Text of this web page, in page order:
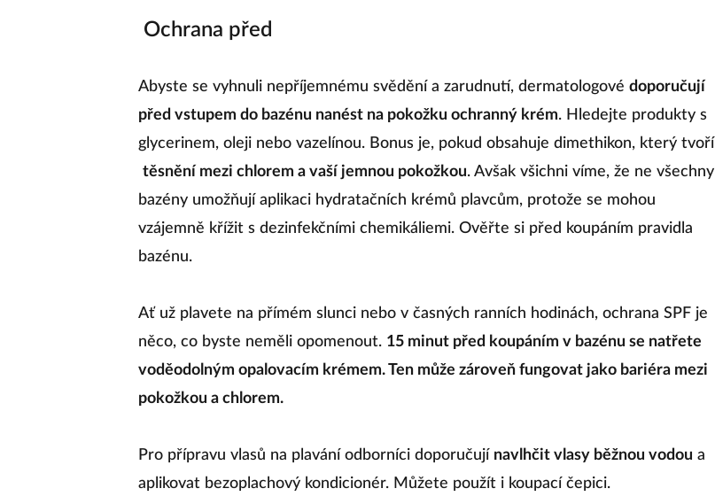
Ochrana před
Abyste se vyhnuli nepříjemnému svědění a zarudnutí, dermatologové doporučují
před vstupem do bazénu nanést na pokožku ochranný krém. Hledejte produkty s
glycerinem, oleji nebo vazelínou. Bonus je, pokud obsahuje dimethikon, který tvoří
těsnění mezi chlorem a vaší jemnou pokožkou. Avšak všichni víme, že ne všechny
bazény umožňují aplikaci hydratačních krémů plavcům, protože se mohou
vzájemně křížit s dezinfekčními chemikáliemi. Ověřte si před koupáním pravidla
bazénu.
Ať už plavete na přímém slunci nebo v časných ranních hodinách, ochrana SPF je
něco, co byste neměli opomenout. 15 minut před koupáním v bazénu se natřete
voděodolným opalovacím krémem. Ten může zároveň fungovat jako bariéra mezi
pokožkou a chlorem.
Pro přípravu vlasů na plavání odborníci doporučují navlhčit vlasy běžnou vodou a
aplikovat bezoplachový kondicionér. Můžete použít i koupací čepici.